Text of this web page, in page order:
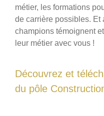
Actualités
Photos
Vidéos
Contactez-nous
Suivez
métier, les formations
de carrière possibles. Et
champions témoignent
leur métier avec vous !
Découvrez et
du pôle